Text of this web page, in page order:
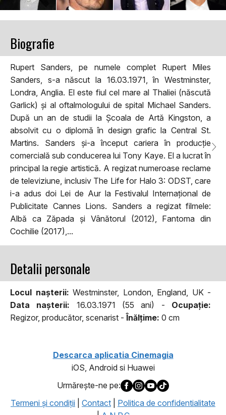
Biografie
Rupert Sanders, pe numele complet Rupert Miles
Sanders, s-a născut la 16.03.1971, în Westminster,
Londra, Anglia. El este fiul cel mare al Thaliei (născută
Garlick) și al oftalmologului de spital Michael Sanders.
După un an de studii la Școala de Artă Kingston, a
absolvit cu o diplomă în design grafic la Central St.
Martins. Sanders și-a început cariera în producție
comercială sub conducerea lui Tony Kaye. El a lucrat în
principal la regie artistică. A regizat numeroase reclame
de televiziune, inclusiv The Life for Halo 3: ODST, care
i-a adus doi Lei de Aur la Festivalul Internațional de
Publicitate Cannes Lions. Sanders a regizat filmele:
Albă ca Zăpada și Vânătorul (2012), Fantoma din
Cochilie (2017),...
Detalii personale
Locul naşterii: Westminster, London, England, UK -
Data naşterii: 16.03.1971 (55 ani) - Ocupaţie:
Regizor, producător, scenarist -Înălţime: 0 cm
Descarca aplicatia Cinemagia
iOS, Android si Huawei
Urmăreşte-ne pe:
Termeni şi condiţii
Contact
Politica de confidentialitate